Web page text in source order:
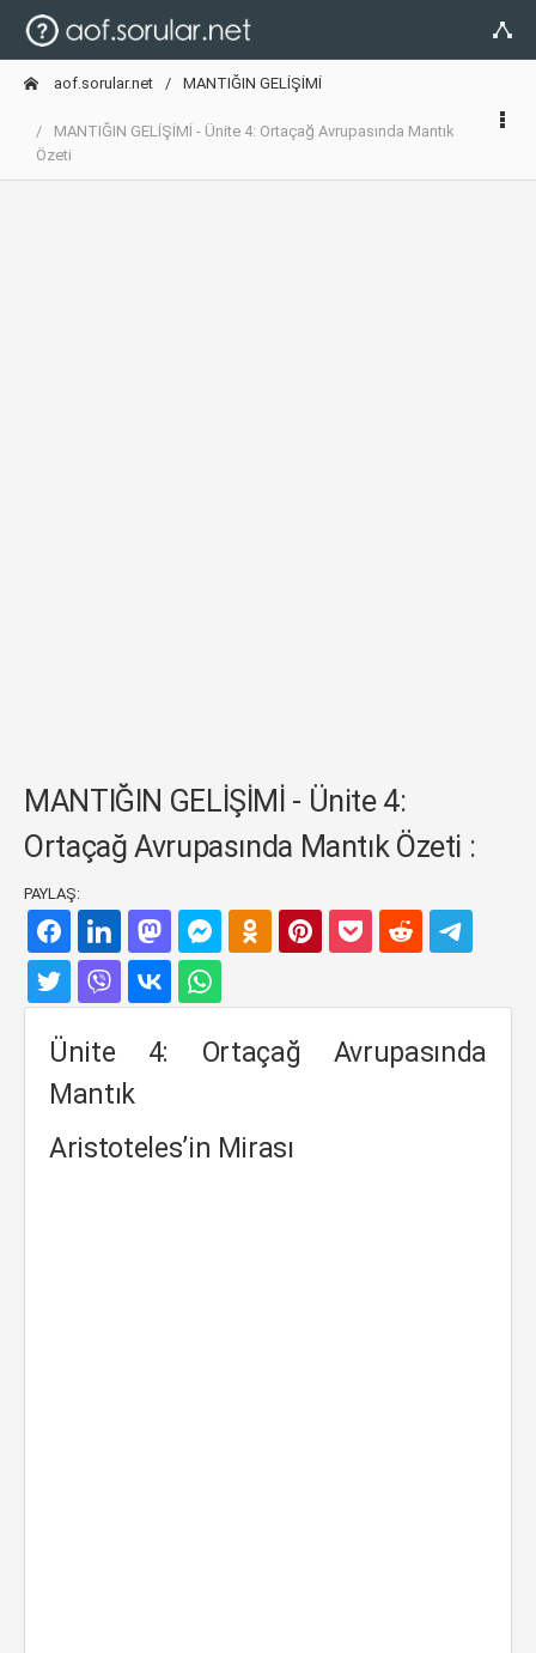
aof.sorular.net MANTIĞIN GELİŞİMİ
MANTIĞIN GELİŞİMİ - Ünite 4: Ortaçağ Avrupasında Mantık
Özeti
MANTIĞIN GELİŞİMİ - Ünite 4:
Ortaçağ Avrupasında Mantık Özeti :
PAYLAŞ:
Ünite 4: Ortaçağ Avrupasında
Mantık
Aristoteles’in Mirası